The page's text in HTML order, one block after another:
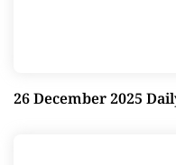
26 December 2025